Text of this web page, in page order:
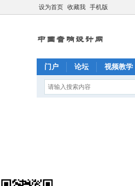
设为首页 收藏我 手机版
门户 论坛 视频教学